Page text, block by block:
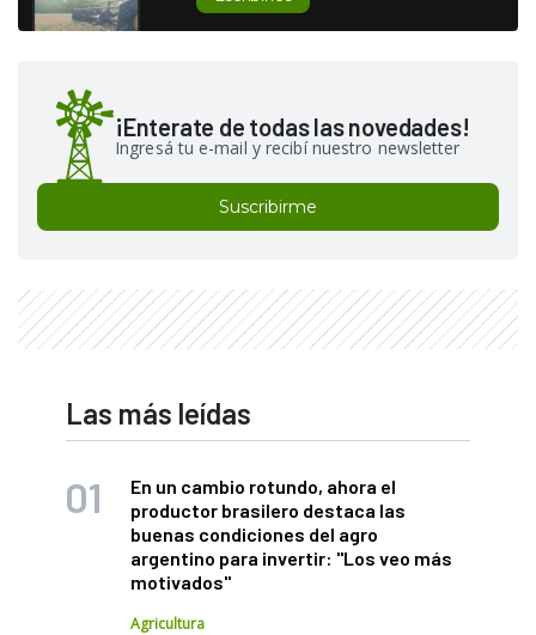
¡Enterate de todas las novedades!
Ingresá tu e-mail y recibí nuestro newsletter
Suscribirme
Las más leídas
En un cambio rotundo, ahora el
productor brasilero destaca las
buenas condiciones del agro
argentino para invertir: "Los veo más
motivados"
Agricultura